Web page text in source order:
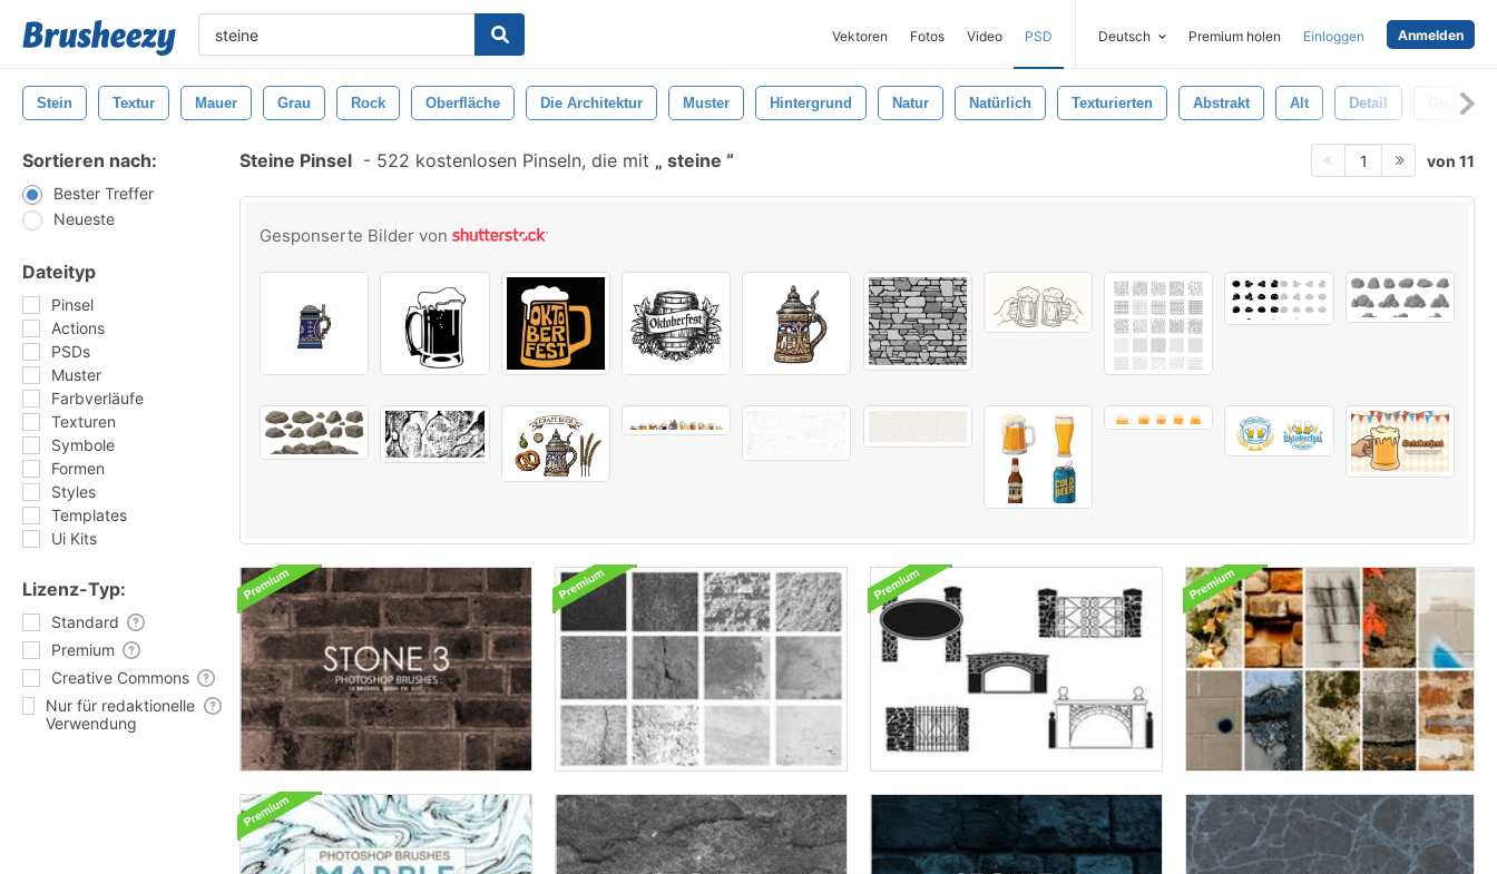
Vektoren Fotos Video PSD Deutsch Premium holen Einloggen Anmelden
Stein Textur Mauer Grau Rock Oberfläche Die Architektur Muster Hintergrund Natur Natürlich Texturierten Abstrakt Alt Detail Grunge
Sortieren nach:
Bester Treffer
Neueste
Dateityp
Pinsel
Actions
PSDs
Muster
Farbverläufe
Texturen
Symbole
Formen
Styles
Templates
Ui Kits
Lizenz-Typ:
Standard
Premium
Creative Commons
Nur für redaktionelle
Verwendung
Steine Pinsel - 522 kostenlosen Pinseln, die mit steine 1 von 11
Gesponserte Bilder von